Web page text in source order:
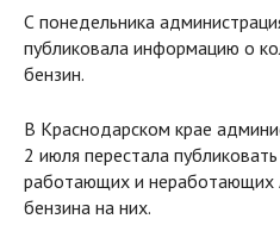
С понедельника
публиковала информацию о
бензин.
В Краснодарском крае
2 июля перестала
работающих и неработающих
бензина на них.